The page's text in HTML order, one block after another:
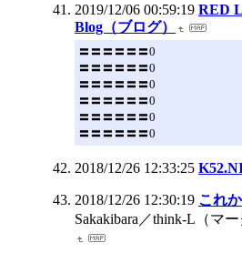
2019/12/06 00:59:19 RED
Blog（ブログ）
〓〓〓〓〓〓0
〓〓〓〓〓〓0
〓〓〓〓〓〓0
〓〓〓〓〓〓0
〓〓〓〓〓〓0
〓〓〓〓〓〓0
2018/12/26 12:33:25
2018/12/26 12:30:19 これ
Sakakibara／think-L（マ